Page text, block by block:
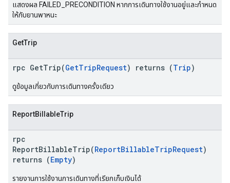
แสดงผล FAILED_PRECONDITION หากการเดินทางใช้งานอยู่และกำหนด
ให้กับยานพาหนะ
GetTrip
rpc GetTrip(GetTripRequest) returns (Trip)
ดูข้อมูลเกี่ยวกับการเดินทางครั้งเดียว
ReportBillableTrip
rpc
ReportBillableTrip(ReportBillableTripRequest)
returns (Empty)
รายงานการใช้งานการเดินทางที่เรียกเก็บเงินได้